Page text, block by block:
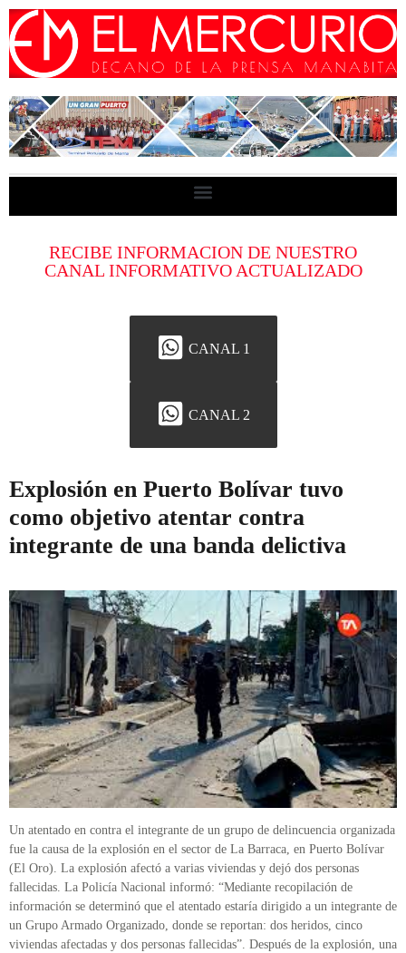
RECIBE INFORMACION DE NUESTRO
CANAL INFORMATIVO ACTUALIZADO
CANAL 1
CANAL 2
Explosión en Puerto Bolívar tuvo
como objetivo atentar contra
integrante de una banda delictiva
Un atentado en contra el integrante de un grupo de delincuencia organizada
fue la causa de la explosión en el sector de La Barraca, en Puerto Bolívar
(El Oro). La explosión afectó a varias viviendas y dejó dos personas
fallecidas. La Policía Nacional informó: “Mediante recopilación de
información se determinó que el atentado estaría dirigido a un integrante de
un Grupo Armado Organizado, donde se reportan: dos heridos, cinco
viviendas afectadas y dos personas fallecidas”. Después de la explosión, una